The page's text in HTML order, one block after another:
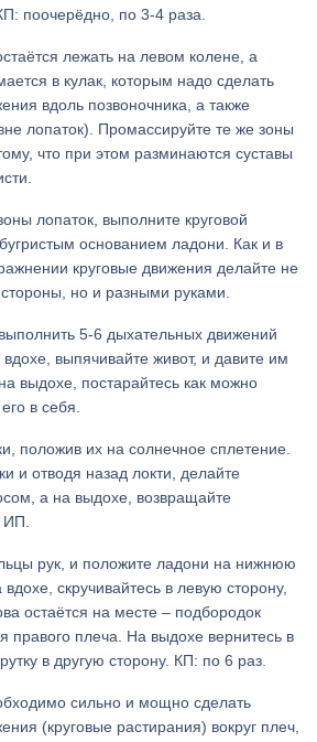
поочерёдно, по 3-4 раза.
лежать на левом колене, а
в кулак, которым надо сделать
вдоль позвоночника, а также
лопаток). Промассируйте те же зоны
что при этом разминаются суставы
лопаток, выполните круговой
основанием ладони. Как и в
круговые движения делайте не
но и разными руками.
5-6 дыхательных движений
выпячивайте живот, и давите им
выдохе, постарайтесь как можно
в себя.
положив их на солнечное сплетение.
и отводя назад локти, делайте
а на выдохе, возвращайте
ИП.
рук, и положите ладони на нижнюю
скручивайтесь в левую сторону,
остаётся на месте – подбородок
правого плеча. На выдохе вернитесь в
в другую сторону. КП: по 6 раз.
сильно и мощно сделать
(круговые растирания) вокруг плеч,